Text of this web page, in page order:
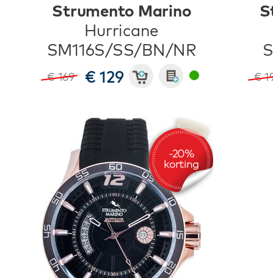
Strumento Marino
Hurricane
SM116S/SS/BN/NR
€ 169 € 129 €